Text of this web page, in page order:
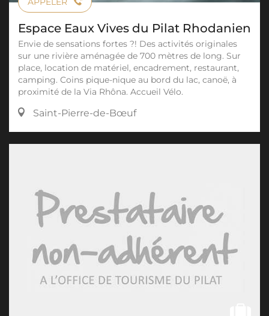
Espace Eaux Vives du Pilat Rhodanien
Envie de sensations fortes ?! Des activités originales
sur une rivière aménagée de 700 mètres de long. Sur
place, location de matériel, encadrement, restaurant,
camping. Coins pique-nique au bord du lac, canoë, à
proximité de la Via Rhôna. Accueil Vélo.
Saint-Pierre-de-Bœuf